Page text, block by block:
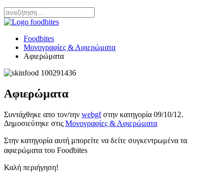
Foodbites
Μονογραφίες & Αφιερώματα
Αφιερώματα
Αφιερώματα
Συντάχθηκε απο τον/την webgfστην κατηγορία 09/10/12.
Δημοσιεύτηκε στις Μονογραφίες & Αφιερώματα
Στην κατηγορία αυτή μπορείτε να δείτε συγκεντρωμένα τα
αφιερώματα του Foodbites
Καλή περιήγηση!